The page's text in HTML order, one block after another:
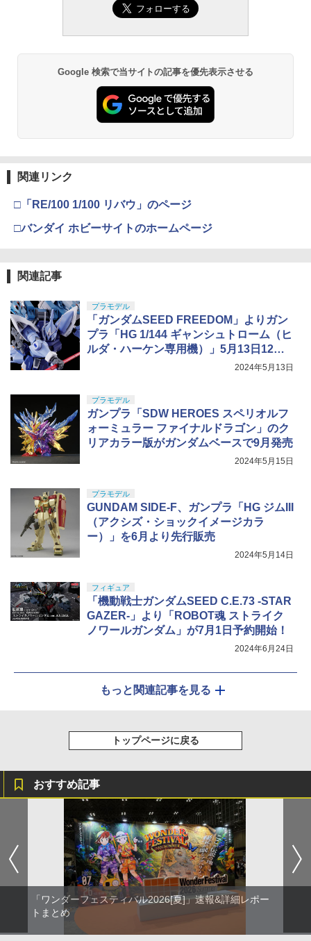
Google 検索で当サイトの記事を優先表示させる
関連リンク
□「RE/100 1/100 リバウ」のページ
□バンダイ ホビーサイトのホームページ
関連記事
プラモデル
「ガンダムSEED FREEDOM」よりガン
プラ「HG 1/144 ギャンシュトローム（ヒ
ルダ・ハーケン専用機）」5月13日12時
2024年5月13日
プラモデル
ガンプラ「SDW HEROES スペリオルフ
ォーミュラー ファイナルドラゴン」のク
リアカラー版がガンダムベースで9月発売
2024年5月15日
プラモデル
GUNDAM SIDE-F、ガンプラ「HG ジムIII
（アクシズ・ショックイメージカラ
ー）」を6月より先行販売
2024年5月14日
フィギュア
「機動戦士ガンダムSEED C.E.73 -STAR
GAZER-」より「ROBOT魂 ストライク
ノワールガンダム」が7月1日予約開始！
2024年6月24日
もっと関連記事を見る
トップページに戻る
おすすめ記事
「ワンダーフェスティバル2026[夏]」速報&詳細レポー
トまとめ